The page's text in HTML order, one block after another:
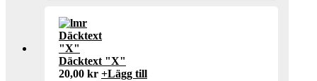
Däcktext "X"
20,00 kr +Lägg till